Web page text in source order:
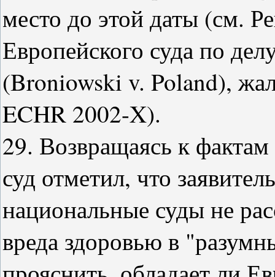
место до этой даты (см.
Европейского суда по
(Broniowski v. Poland),
ECHR 2002-X).
29. Возвращаясь к
суд отметил, что
национальные суды не
вреда здоровью в